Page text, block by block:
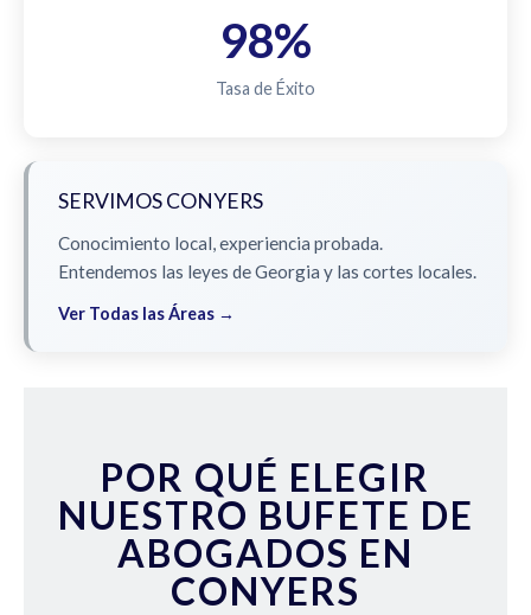
98%
Tasa de Éxito
SERVIMOS CONYERS
Conocimiento local, experiencia probada.
Entendemos las leyes de Georgia y las cortes locales.
Ver Todas las Áreas →
POR QUÉ ELEGIR
NUESTRO BUFETE DE
ABOGADOS EN
CONYERS